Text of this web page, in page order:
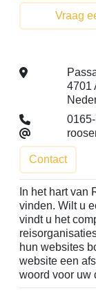
Vraag
4701
Contact
In het hart van
vinden. Wilt u
vindt u het
hun websites
website een
woord voor uw